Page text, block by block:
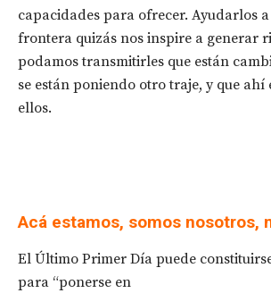
capacidades para ofrecer. Ayudarlos
frontera quizás nos inspire a generar
podamos transmitirles que están
se están poniendo otro traje, y que ahí
ellos.
Acá estamos, somos nosotros,
El Último Primer Día puede
para “ponerse en